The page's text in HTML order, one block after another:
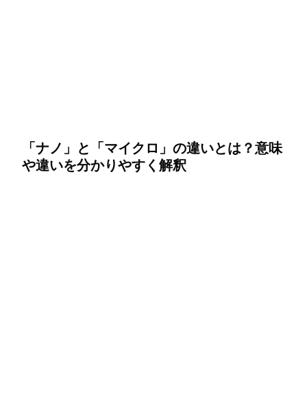
「ナノ」と「マイクロ」の違いとは？意味
や違いを分かりやすく解釈